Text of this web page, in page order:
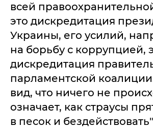
всей
это дискредитация
Украины, его усилий,
на борьбу с коррупцией,
дискредитация
парламентской
вид, что ничего не
означает, как страусы
в песок и